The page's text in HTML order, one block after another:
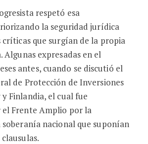
respetó esa
la seguridad jurídica
críticas que surgían de la propia
expresadas en el
antes, cuando se discutió el
de Protección de Inversiones
Finlandia, el cual fue
el Frente Amplio por la
nacional que suponían